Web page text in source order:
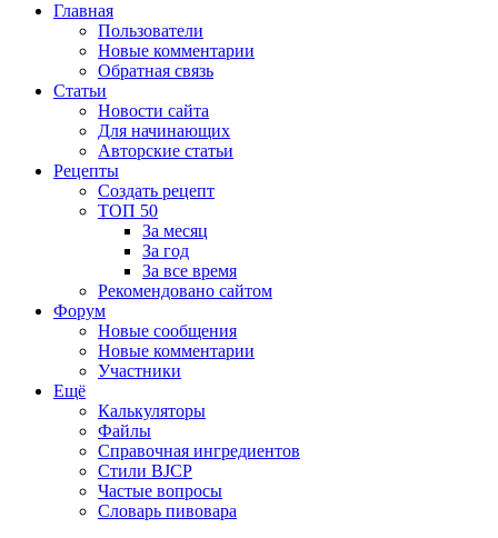
Главная
Пользователи
Новые комментарии
Обратная связь
Статьи
Новости сайта
Для начинающих
Авторские статьи
Рецепты
Создать рецепт
ТОП 50
За месяц
За год
За все время
Рекомендовано сайтом
Форум
Новые сообщения
Новые комментарии
Участники
Ещё
Калькуляторы
Файлы
Справочная ингредиентов
Стили BJCP
Частые вопросы
Словарь пивовара